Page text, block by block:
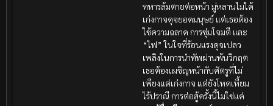
ทหารล้มตายต่อหน้า มู่หลานไม่ได้
เก่งกาจดุจยอดมนุษย์ แต่เธอต้อง
ใช้ความฉลาด การซุ่มโจมตี และ
“ไฟ” ในใจที่ร้อนแรงดุจเปลว
เพลิงในการนำทัพผ่านพ้นวิกฤต
เธอต้องเผชิญหน้ากับศัตรูที่ไม่
เพียงแต่เก่งกาจ แต่ยังโหดเหี้ยม
ไร้ปราณี การต่อสู้ครั้งนี้ไม่ใช่แค่